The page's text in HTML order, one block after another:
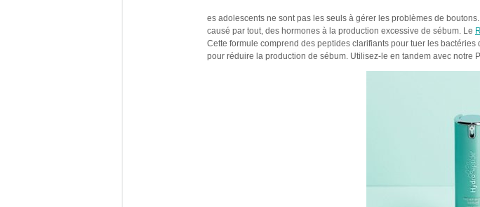
es adolescents ne sont pas les seuls à gérer les problèmes de
causé par tout, des hormones à la production excessive de sébum. Le
Cette formule comprend des peptides clarifiants pour tuer les
pour réduire la production de sébum. Utilisez-le en tandem avec notre